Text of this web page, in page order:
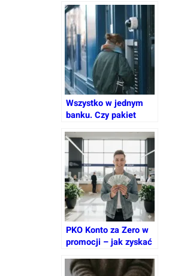
przelewy SEPA są
naprawdę darmowe?
Opinie i analiza opłat
Wszystko w jednym
banku. Czy pakiet
naprawdę się opłaca?
PKO Konto za Zero w
promocji – jak zyskać
MAMTO